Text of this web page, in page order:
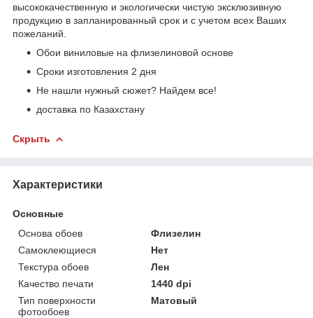
высококачественную и экологически чистую эксклюзивную
продукцию в запланированный срок и с учетом всех Ваших
пожеланий.
Обои виниловые на флизелиновой основе
Сроки изготовления 2 дня
Не нашли нужный сюжет? Найдем все!
доставка по Казахстану
Скрыть
Характеристики
Основные
Основа обоев
Флизелин
Самоклеющиеся
Нет
Текстура обоев
Лен
Качество печати
1440 dpi
Тип поверхности
фотообоев
Матовый